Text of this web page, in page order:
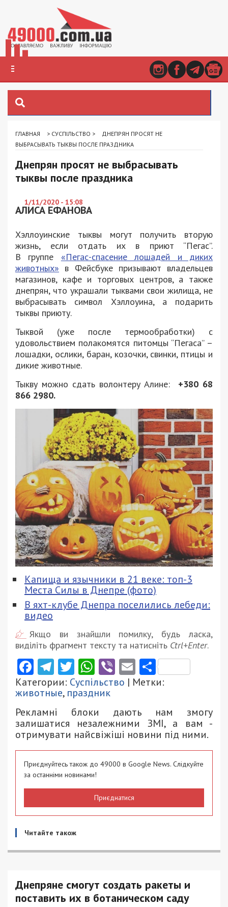
ГЛАВНАЯ > СУСПІЛЬСТВО >
ДНЕПРЯН ПРОСЯТ НЕ
ВЫБРАСЫВАТЬ ТЫКВЫ ПОСЛЕ ПРАЗДНИКА
Днепрян просят не выбрасывать
тыквы после праздника
1/11/2020 - 15:08
АЛИСА ЕФАНОВА
Хэллоуинские тыквы могут получить вторую
жизнь, если отдать их в приют “Пегас”.
В группе «Пегас-спасение лошадей и диких
животных» в Фейсбуке призывают владельцев
магазинов, кафе и торговых центров, а также
днепрян, что украшали тыквами свои жилища, не
выбрасывать символ Хэллоуина, а подарить
тыквы приюту.
Тыквой (уже после термообработки) с
удовольствием полакомятся питомцы “Пегаса” –
лошадки, ослики, баран, козочки, свинки, птицы и
дикие животные.
Тыкву можно сдать волонтеру Алине:
+380 68
866 2980.
Капища и язычники в 21 веке: топ-3
Места Силы в Днепре (фото)
В яхт-клубе Днепра поселились лебеди:
видео
Якщо ви знайшли помилку, будь ласка,
виділіть фрагмент тексту та натисніть Ctrl+Enter.
Facebook
Telegram
Twitter
WhatsApp
ViberEmail
Категории: Суспільство | Метки:
животные, праздник
Рекламні блоки дають нам змогу
залишатися незалежними ЗМІ, а вам -
отримувати найсвіжіші новини під ними.
Приєднуйтесь також до 49000 в Google News. Слідкуйте
за останніми новинами!
Приєднатися
Читайте також
Днепряне смогут создать ракеты и
поставить их в ботаническом саду